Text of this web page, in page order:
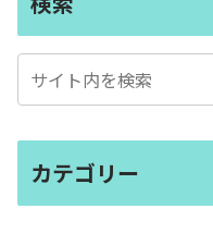
カテゴリー